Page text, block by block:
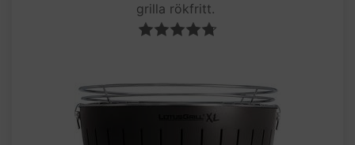
grilla rökfritt.